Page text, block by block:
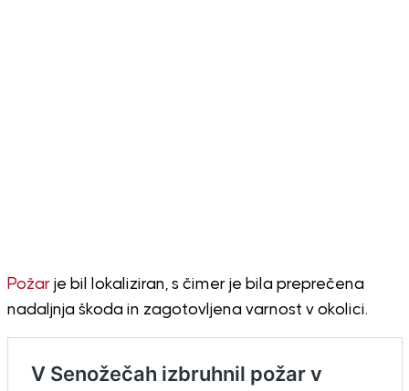
Požarje bil lokaliziran, s čimer je bila preprečena
nadaljnja škoda in zagotovljena varnost v okolici.